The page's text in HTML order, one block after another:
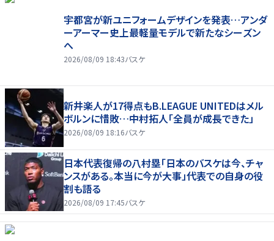
宇都宮が新ユニフォームデザインを発表…アンダ
ーアーマー史上最軽量モデルで新たなシーズン
へ
2026/08/09 18:43バスケ
新井楽人が17得点もB.LEAGUE UNITEDはメル
ボルンに惜敗…中村拓人「全員が成長できた」
2026/08/09 18:16バスケ
日本代表復帰の八村塁「日本のバスケは今、チャ
ンスがある。本当に今が大事」代表での自身の役
割も語る
2026/08/09 17:45バスケ